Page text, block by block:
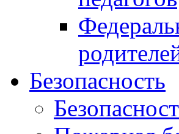
Безопасность